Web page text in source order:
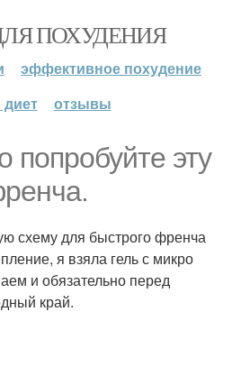
ПОХУДЕНИЯ
эффективное похудение
отзывы
попробуйте эту
схему для быстрого френча
я взяла гель с микро
и обязательно перед
край.